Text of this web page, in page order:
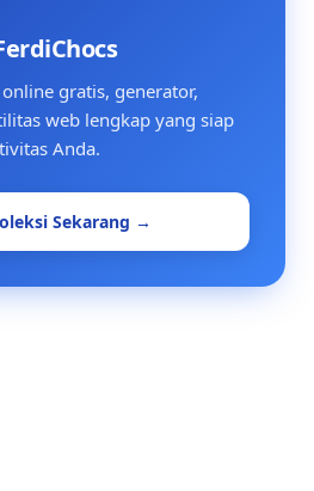
gratis, generator,
web lengkap yang siap
Anda.
Sekarang →